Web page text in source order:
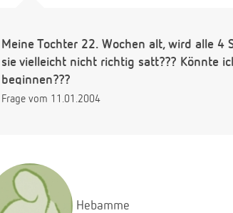
Meine Tochter 22. Wochen alt, wird alle
sie vielleicht nicht richtig satt??? Könnte
beginnen???
Frage vom 11.01.2004
Hebamme